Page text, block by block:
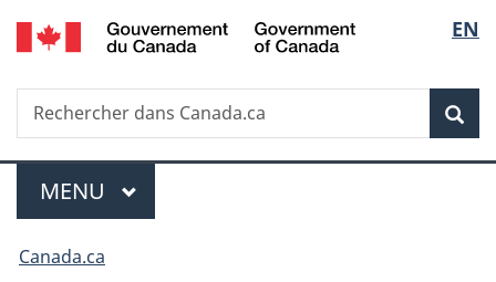
Passer
au
principal
de
la
EN
Recherche
Rechercher
dans
Menu
MENU PRINCIPAL
Vous
Canada.ca